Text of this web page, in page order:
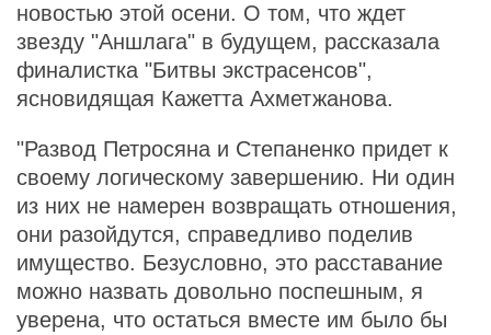
новостью этой осени. О том, что ждет
звезду "Аншлага" в будущем, рассказала
финалистка "Битвы экстрасенсов",
ясновидящая Кажетта Ахметжанова.
"Развод Петросяна и Степаненко придет к
своему логическому завершению. Ни один
из них не намерен возвращать отношения,
они разойдутся, справедливо поделив
имущество. Безусловно, это расставание
можно назвать довольно поспешным, я
уверена, что остаться вместе им было бы